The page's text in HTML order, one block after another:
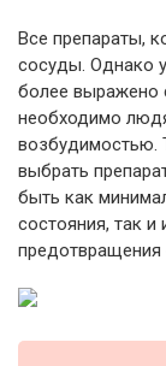
Все препараты,
сосуды. Однако
более выражено
необходимо
возбудимостью.
выбрать
быть как
состояния, так
предотвращения